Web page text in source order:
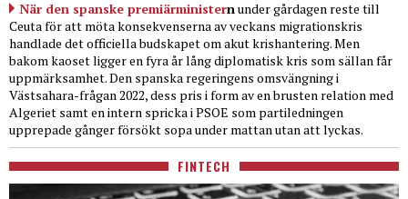
När den spanske premiärministern under gårdagen reste till
Ceuta för att möta konsekvenserna av veckans migrationskris
handlade det officiella budskapet om akut krishantering. Men
bakom kaoset ligger en fyra år lång diplomatisk kris som sällan får
uppmärksamhet. Den spanska regeringens omsvängning i
Västsahara-frågan 2022, dess pris i form av en brusten relation med
Algeriet samt en intern spricka i PSOE som partiledningen
upprepade gånger försökt sopa under mattan utan att lyckas.
FINTECH